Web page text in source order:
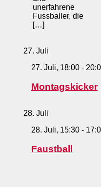
unerfahrene
Fussballer, die
[…]
27. Juli
27. Juli, 18:00 -
Montagskicker
28. Juli
28. Juli, 15:30 -
Faustball